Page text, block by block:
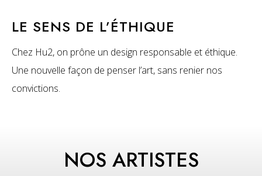
LE SENS DE L’ÉTHIQUE
Chez Hu2, on prône un design responsable et éthique.
Une nouvelle façon de penser l’art, sans renier nos
convictions.
NOS ARTISTES